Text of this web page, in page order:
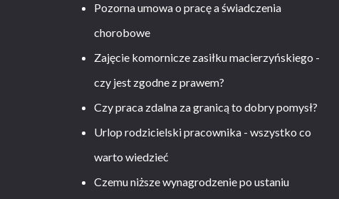
Pozorna umowa o pracę a świadczenia
chorobowe
Zajęcie komornicze zasiłku macierzyńskiego -
czy jest zgodne z prawem?
Czy praca zdalna za granicą to dobry pomysł?
Urlop rodzicielski pracownika - wszystko co
warto wiedzieć
Czemu niższe wynagrodzenie po ustaniu